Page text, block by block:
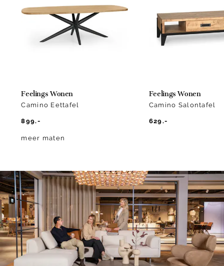
Feelings Wonen
Camino Eettafel
899.-
meer maten
Feelings Wonen
Camino Salontafel
629.-